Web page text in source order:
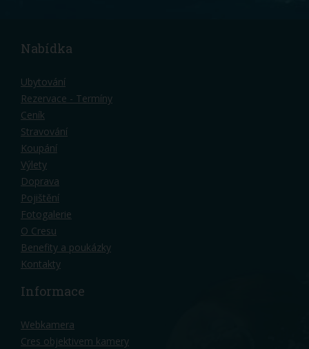
Nabídka
Ubytování
Rezervace - Termíny
Ceník
Stravování
Koupání
Výlety
Doprava
Pojištění
Fotogalerie
O Cresu
Benefity a poukázky
Kontakty
Informace
Webkamera
Cres objektivem kamery